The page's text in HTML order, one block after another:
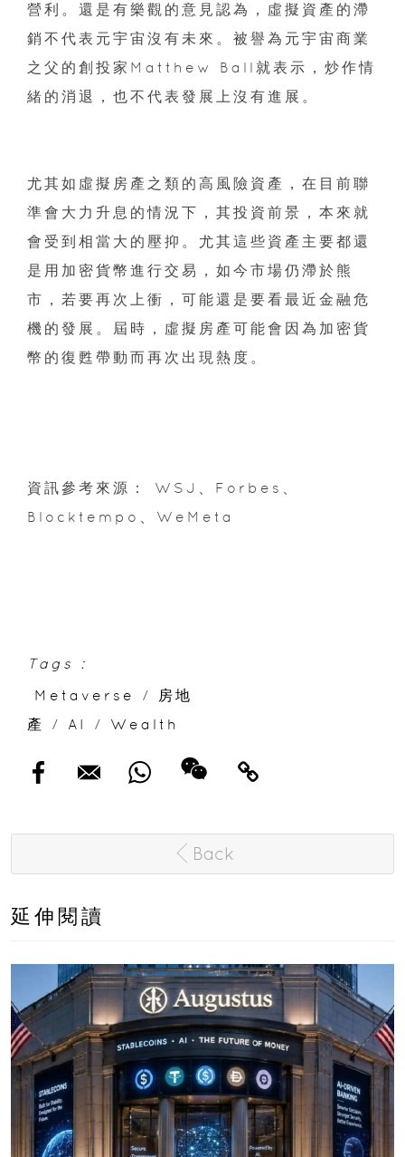
營利。還是有樂觀的意見認為，虛擬資產的滯
銷不代表元宇宙沒有未來。被譽為元宇宙商業
之父的創投家Matthew Ball就表示，炒作情
緒的消退，也不代表發展上沒有進展。
尤其如虛擬房產之類的高風險資產，在目前聯
準會大力升息的情況下，其投資前景，本來就
會受到相當大的壓抑。尤其這些資產主要都還
是用加密貨幣進行交易，如今市場仍滯於熊
市，若要再次上衝，可能還是要看最近金融危
機的發展。屆時，虛擬房產可能會因為加密貨
幣的復甦帶動而再次出現熱度。
資訊參考來源： WSJ、Forbes、
Blocktempo、WeMeta
Tags :
Metaverse
/
房地
產
/ AI / Wealth
Back
延伸閱讀